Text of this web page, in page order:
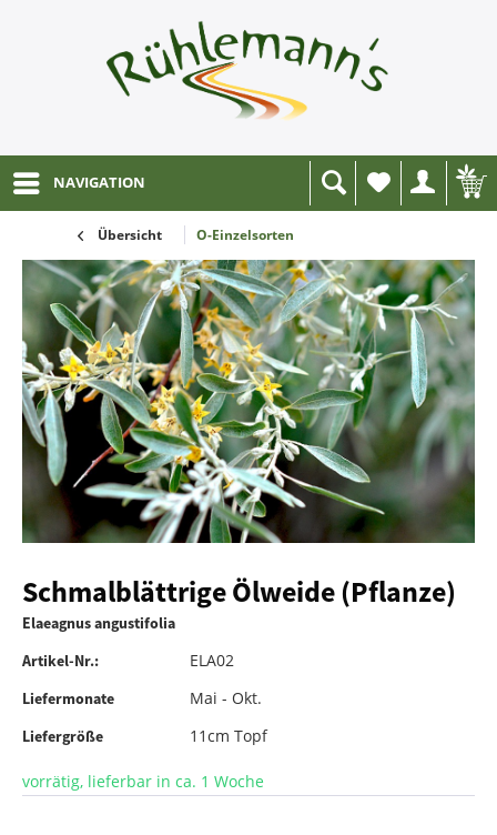
NAVIGATION
Wunschliste
Übersicht O-Einzelsorten
Schmalblättrige Ölweide (Pflanze)
Elaeagnus angustifolia
Artikel-Nr.:
ELA02
Liefermonate Mai - Okt.
Liefergröße 11cm Topf
vorrätig, lieferbar in ca. 1 Woche